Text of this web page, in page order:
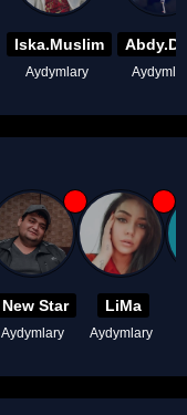
Iska.Muslim
Aydymlary
New Star
Aydymlary
LiMa
Aydymlary